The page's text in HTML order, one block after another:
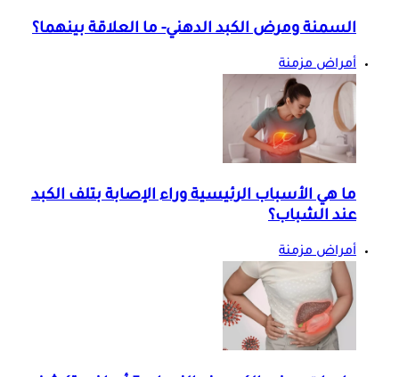
السمنة ومرض الكبد الدهني- ما العلاقة بينهما؟
أمراض مزمنة
ما هي الأسباب الرئيسية وراء الإصابة بتلف الكبد
عند الشباب؟
أمراض مزمنة